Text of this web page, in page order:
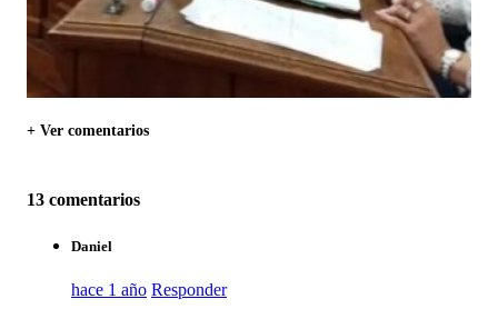
+ Ver comentarios
13 comentarios
Daniel
hace 1 año Responder